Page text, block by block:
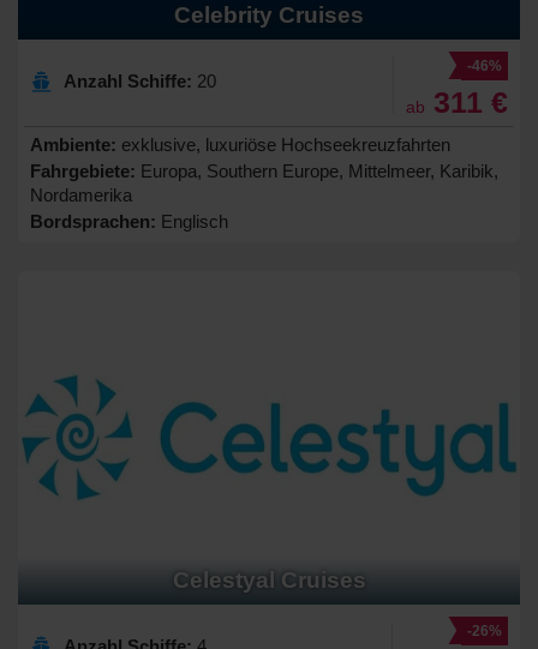
Celebrity Cruises
Anzahl Schiffe: 20
-46%
ab 311 €
Ambiente: exklusive, luxuriöse Hochseekreuzfahrten
Fahrgebiete: Europa, Southern Europe, Mittelmeer, Karibik,
Nordamerika
Bordsprachen: Englisch
Celestyal Cruises
-26%